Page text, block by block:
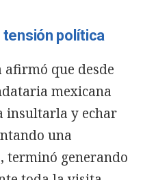
tensión política
que desde
mexicana
insultarla y echar
una
terminó generando